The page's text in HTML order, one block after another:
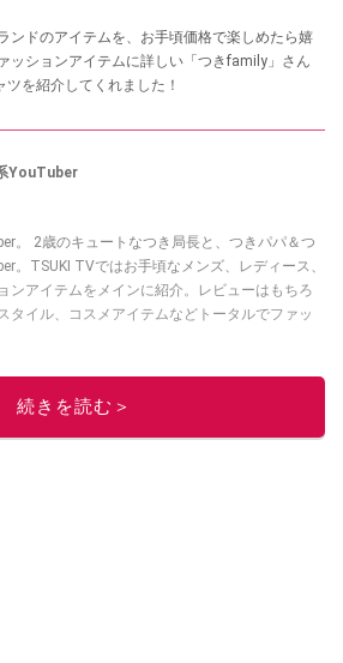
ンドのアイテムを、お手頃価格で楽しめたら嬉
ッションアイテムに詳しい「つきfamily」さん
を紹介してくれました！
YouTuber
パ＆つ
。TSUKI TVではお手頃なメンズ、レディース、
ンアイテムをメインに紹介。レビューはもちろ
タイル、コスメアイテムなどトータルでファッ
このイチオシストの他の記事を読む
続きを読む＞